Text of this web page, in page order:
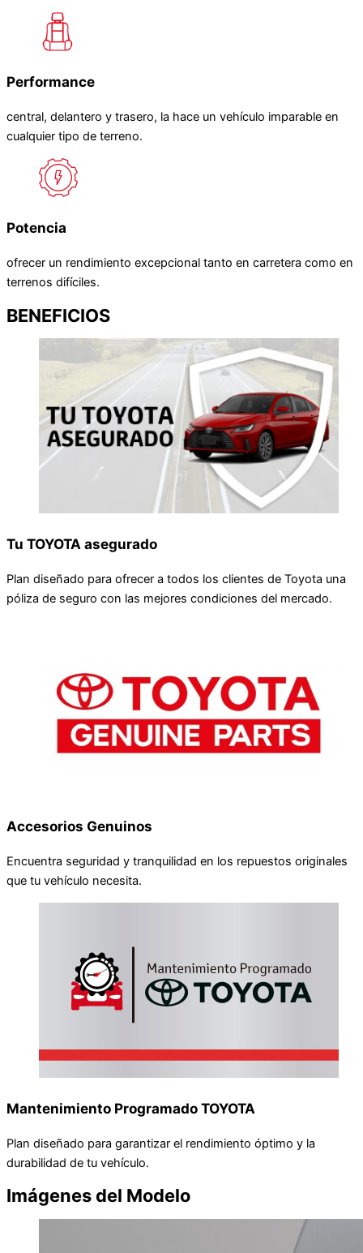
Performance
central, delantero y trasero, la hace un vehículo imparable en
cualquier tipo de terreno.
Potencia
ofrecer un rendimiento excepcional tanto en carretera como en
terrenos difíciles.
BENEFICIOS
Tu TOYOTA asegurado
Plan diseñado para ofrecer a todos los clientes de Toyota una
póliza de seguro con las mejores condiciones del mercado.
Accesorios Genuinos
Encuentra seguridad y tranquilidad en los repuestos originales
que tu vehículo necesita.
Mantenimiento Programado TOYOTA
Plan diseñado para garantizar el rendimiento óptimo y la
durabilidad de tu vehículo.
Imágenes del Modelo